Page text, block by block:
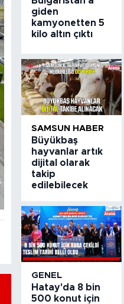
giden
kamyonetten 5
kilo altın çıktı
SAMSUN HABER
Büyükbaş
hayvanlar artık
dijital olarak
takip
edilebilecek
GENEL
Hatay'da 8 bin
500 konut için